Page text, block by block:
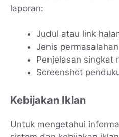
laporan:
Judul atau link
Jenis permasalahan
Penjelasan singkat
Screenshot
Kebijakan Iklan
Untuk mengetahui